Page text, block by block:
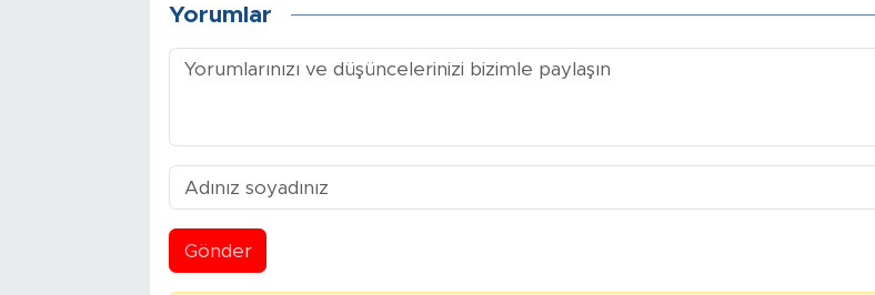
Yorumlar
Gönder